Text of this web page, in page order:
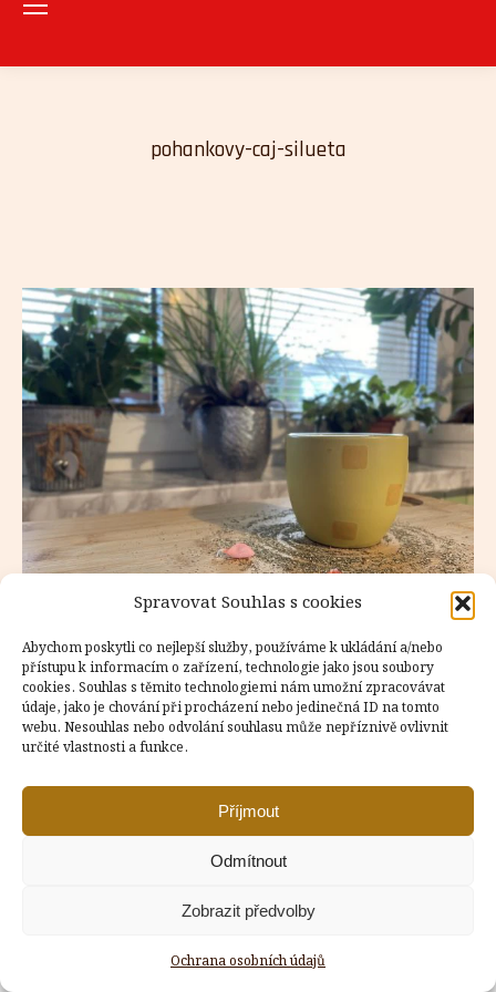
Spravovat Souhlas s cookies
Abychom poskytli co nejlepší služby, používáme k ukládání a/nebo
přístupu k informacím o zařízení, technologie jako jsou soubory
cookies. Souhlas s těmito technologiemi nám umožní zpracovávat
údaje, jako je chování při procházení nebo jedinečná ID na tomto
webu. Nesouhlas nebo odvolání souhlasu může nepříznivě ovlivnit
určité vlastnosti a funkce.
Příjmout
Odmítnout
Zobrazit předvolby
Ochrana osobních údajů
pohankovy-caj-silueta
Copyright © Weiron Dynamics, s.r.o. |Tvorba webových stránek